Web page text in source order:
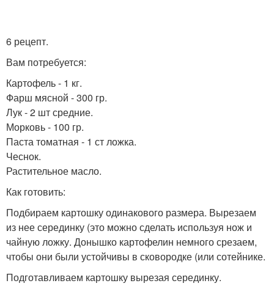
6 рецепт.
Вам потребуется:
Картофель - 1 кг.
Фарш мясной - 300 гр.
Лук - 2 шт средние.
Морковь - 100 гр.
Паста томатная - 1 ст ложка.
Чеснок.
Растительное масло.
Как готовить:
Подбираем картошку одинакового размера. Вырезаем
из нее серединку (это можно сделать используя нож и
чайную ложку. Донышко картофелин немного срезаем,
чтобы они были устойчивы в сковородке (или сотейнике.
Подготавливаем картошку вырезая серединку.